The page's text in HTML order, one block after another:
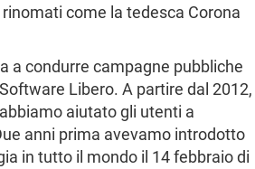
come la tedesca Corona
a condurre campagne pubbliche
Libero. A partire dal 2012,
aiutato gli utenti a
anni prima avevamo introdotto
in tutto il mondo il 14 febbraio di